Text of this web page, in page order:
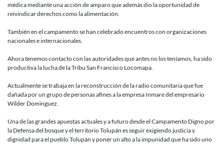
médica mediante una acción de amparo que además dio la oportunidad de
reivindicar derechos como la alimentación.
También en el campamento se han celebrado encuentros con organizaciones
nacionales e internacionales.
Ahora tenemos contacto con las autoridades que antes no los teníamos, ha sido
productiva la lucha de la Tribu San Francisco Locomapa.
Actualmente se trabaja en la reconstrucción de la radio comunitaria que fue
dañada por un grupo de personas afines a la empresa Inmare del empresario
Wilder Dominguez.
Una de las grandes apuestas actuales y a futuro desde el Campamento Digno por
la Defensa del bosque y el territorio Tolupán es seguir exigiendo justicia y
dignidad para el pueblo Tolupán y poner un alto a la impunidad que ha sido uno